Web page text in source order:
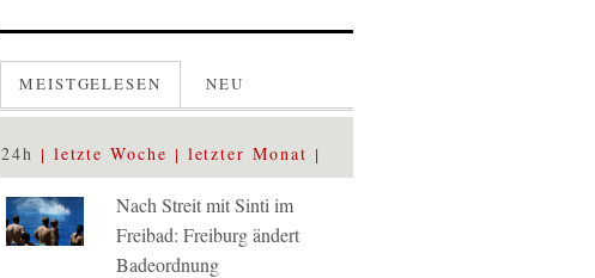
MEISTGELESEN NEU
24h letzte Woche letzter Monat
Nach Streit mit Sinti im
Freibad: Freiburg ändert
Badeordnung